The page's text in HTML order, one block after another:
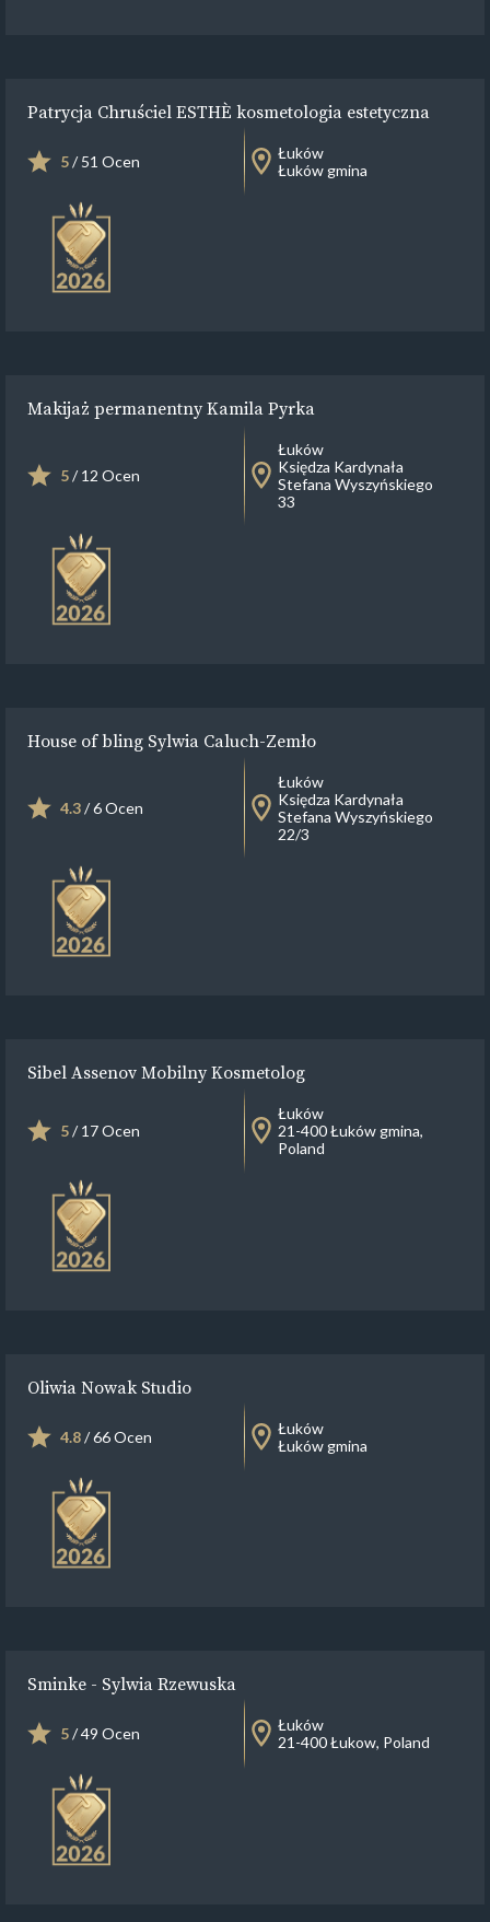
Patrycja Chruściel ESTHÈ kosmetologia estetyczna
5/ 51 Ocen
Łuków
Łuków gmina
Makijaż permanentny Kamila Pyrka
5/ 12 Ocen
Łuków
Księdza Kardynała
Stefana Wyszyńskiego
33
House of bling Sylwia Caluch-Zemło
4.3/ 6 Ocen
Łuków
Księdza Kardynała
Stefana Wyszyńskiego
22/3
Sibel Assenov Mobilny Kosmetolog
5/ 17 Ocen
Łuków
21-400 Łuków gmina,
Poland
Oliwia Nowak Studio
4.8/ 66 Ocen
Łuków
Łuków gmina
Sminke - Sylwia Rzewuska
5/ 49 Ocen
Łuków
21-400 Łukow, Poland